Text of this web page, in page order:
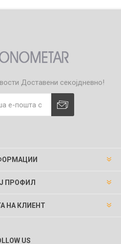
Доставени секојдневно!
ПРОФИЛ
НА КЛИЕНТ
US